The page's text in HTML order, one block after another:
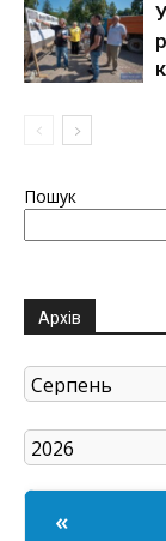
Пошук
Архів
«